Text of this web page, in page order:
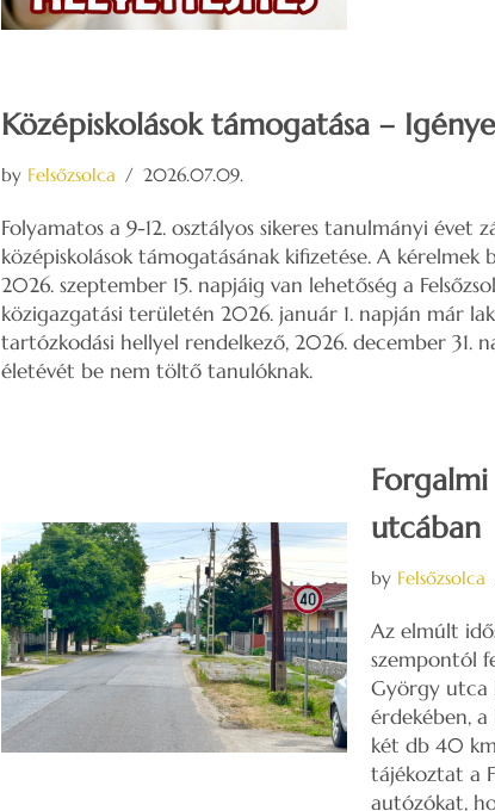
Középiskolások támogatása –
by Felsőzsolca 2026.07.09.
Folyamatos a 9-12. osztályos sikeres tanulmányi évet
középiskolások támogatásának kifizetése. A kérelmek
2026. szeptember 15. napjáig van lehetőség a
közigazgatási területén 2026. január 1. napján már
tartózkodási hellyel rendelkező, 2026. december 31.
életévét be nem töltő tanulóknak.
utcában
by Felsőzsolca
Az elmúlt
szempontól
György utca
érdekében, a
két db 40
tájékoztat a
autózókat,